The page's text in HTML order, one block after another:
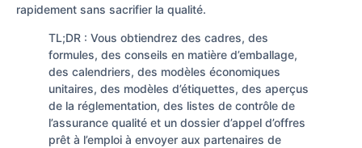
rapidement sans sacrifier la qualité.
TL;DR : Vous obtiendrez des cadres, des
formules, des conseils en matière d’emballage,
des calendriers, des modèles économiques
unitaires, des modèles d’étiquettes, des aperçus
de la réglementation, des listes de contrôle de
l’assurance qualité et un dossier d’appel d’offres
prêt à l’emploi à envoyer aux partenaires de